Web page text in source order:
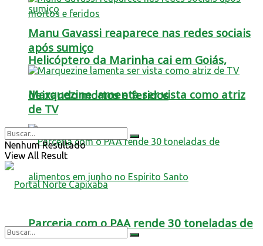
Helicóptero da Marinha cai em Goiás,
deixando mortos e feridos
Parceria com o PAA rende 30 toneladas de
Manu Gavassi reaparece nas redes sociais
após sumiço
Marquezine lamenta ser vista como atriz
de TV
Nenhum Resultado
View All Result